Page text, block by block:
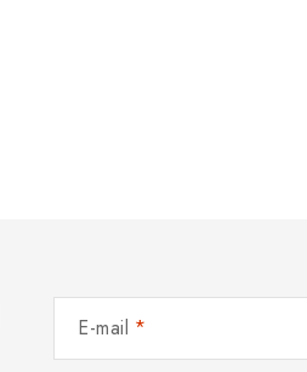
E-mail